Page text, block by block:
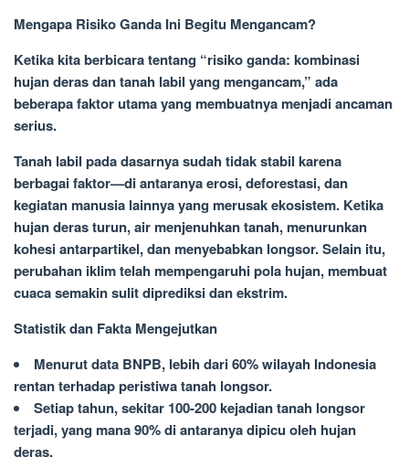
Mengapa Risiko Ganda Ini Begitu Mengancam?
Ketika kita berbicara tentang “risiko ganda: kombinasi
hujan deras dan tanah labil yang mengancam,” ada
beberapa faktor utama yang membuatnya menjadi ancaman
serius.
Tanah labil pada dasarnya sudah tidak stabil karena
berbagai faktor—di antaranya erosi, deforestasi, dan
kegiatan manusia lainnya yang merusak ekosistem. Ketika
hujan deras turun, air menjenuhkan tanah, menurunkan
kohesi antarpartikel, dan menyebabkan longsor. Selain itu,
perubahan iklim telah mempengaruhi pola hujan, membuat
cuaca semakin sulit diprediksi dan ekstrim.
Statistik dan Fakta Mengejutkan
Menurut data BNPB, lebih dari 60% wilayah Indonesia
rentan terhadap peristiwa tanah longsor.
Setiap tahun, sekitar 100-200 kejadian tanah longsor
terjadi, yang mana 90% di antaranya dipicu oleh hujan
deras.